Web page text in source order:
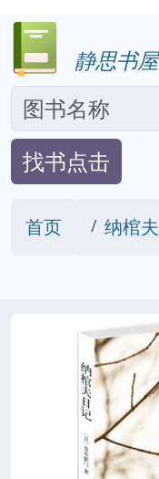
静思书屋
找书点击
首页 纳棺